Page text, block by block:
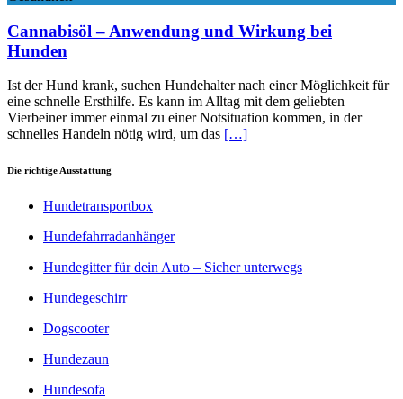
Cannabisöl – Anwendung und Wirkung bei
Hunden
Ist der Hund krank, suchen Hundehalter nach einer Möglichkeit für
eine schnelle Ersthilfe. Es kann im Alltag mit dem geliebten
Vierbeiner immer einmal zu einer Notsituation kommen, in der
schnelles Handeln nötig wird, um das […]
Die richtige Ausstattung
Hundetransportbox
Hundefahrradanhänger
Hundegitter für dein Auto – Sicher unterwegs
Hundegeschirr
Dogscooter
Hundezaun
Hundesofa